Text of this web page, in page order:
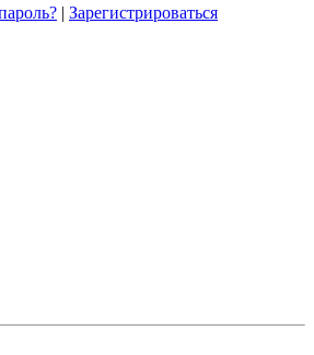
| Зарегистрироваться